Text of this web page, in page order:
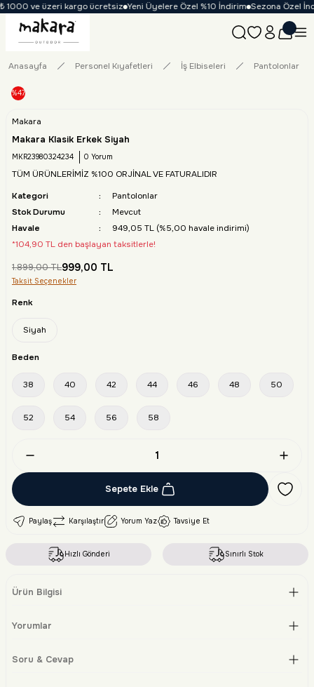
1000 ve üzeri kargo ücretsiz Yeni Üyelere Özel %10 İndirim Sezona Özel
Anasayfa Personel Kıyafetleri İş Elbiseleri Pantolonlar
%47
Makara
Makara Klasik Erkek Siyah
MKR23980324234 0 Yorum
TÜM ÜRÜNLERİMİZ %100 ORJİNAL VE FATURALIDIR
Kategori
Pantolonlar
Stok Durumu
Mevcut
Havale
949,05 TL (%5,00 havale indirimi)
*104,90 TL den başlayan taksitlerle!
1.899,00 TL999,00 TL
Taksit Seçenekler
Renk
Siyah
Beden
38 40 42 44 46 48 50
52 54 56 58
Sepete Ekle
Paylaş Karşılaştır Yorum Yaz Tavsiye Et
Hızlı Gönderi Sınırlı Stok
Ürün Bilgisi
Yorumlar
Soru & Cevap